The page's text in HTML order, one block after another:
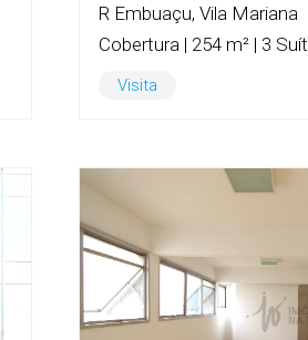
R Embuaçu, Vila Mariana
Cobertura | 254 m² | 3
Visita